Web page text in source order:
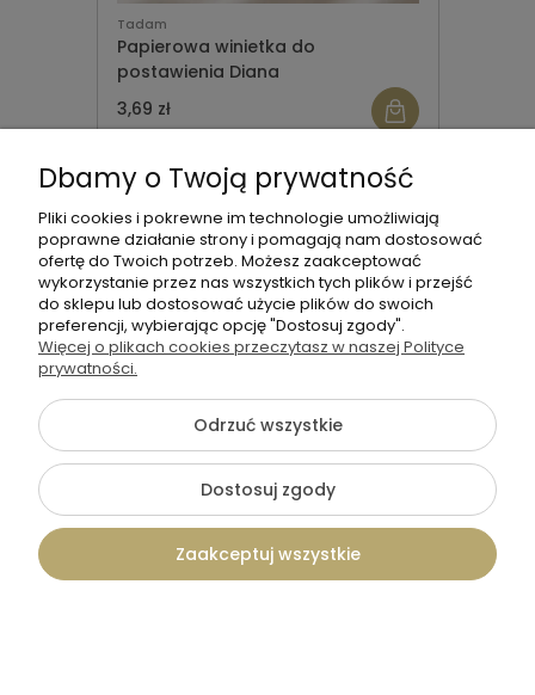
Tadam
Papierowa winietka do
postawienia Diana
3,69 zł
Tadam
papierowa winietka leżąca 35x120
mm ze złoceniem/ srebrzeniem-
Dbamy o Twoją prywatność
Pliki cookies i pokrewne im technologie umożliwiają
poprawne działanie strony i pomagają nam dostosować
ofertę do Twoich potrzeb. Możesz zaakceptować
wykorzystanie przez nas wszystkich tych plików i przejść
do sklepu lub dostosować użycie plików do swoich
preferencji, wybierając opcję "Dostosuj zgody".
Więcej o plikach cookies przeczytasz w naszej Polityce
prywatności.
Odrzuć wszystkie
Dostosuj zgody
Zaakceptuj wszystkie